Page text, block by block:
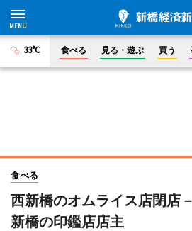
33°C 食べる 見る・遊ぶ 買う
食べる
西新橋のオムライス店閉店
新橋の印鑑店店主